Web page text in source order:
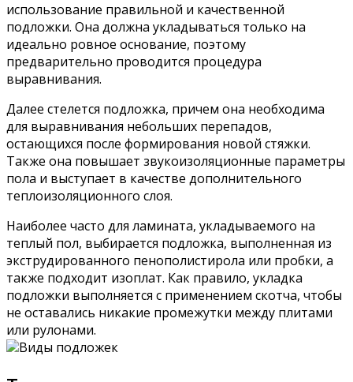
использование правильной и качественной
подложки. Она должна укладываться только на
идеально ровное основание, поэтому
предварительно проводится процедура
выравнивания.
Далее стелется подложка, причем она необходима
для выравнивания небольших перепадов,
остающихся после формирования новой стяжки.
Также она повышает звукоизоляционные параметры
пола и выступает в качестве дополнительного
теплоизоляционного слоя.
Наиболее часто для ламината, укладываемого на
теплый пол, выбирается подложка, выполненная из
экструдированного пенополистирола или пробки, а
также подходит изоплат. Как правило, укладка
подложки выполняется с применением скотча, чтобы
не оставались никакие промежутки между плитами
или рулонами.
Виды подложек